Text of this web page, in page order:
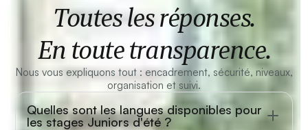
Toutes les réponses.
En toute transparence.
Nous vous expliquons tout : encadrement, sécurité, niveaux,
organisation et suivi.
Quelles sont les langues disponibles pour
les stages Juniors d'été ?